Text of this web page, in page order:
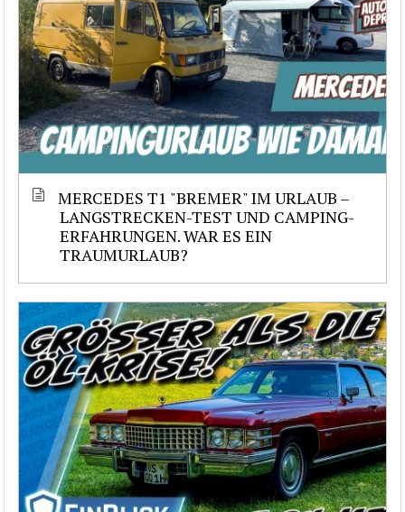
MERCEDES T1 "BREMER" IM URLAUB –
LANGSTRECKEN-TEST UND CAMPING-
ERFAHRUNGEN. WAR ES EIN
TRAUMURLAUB?